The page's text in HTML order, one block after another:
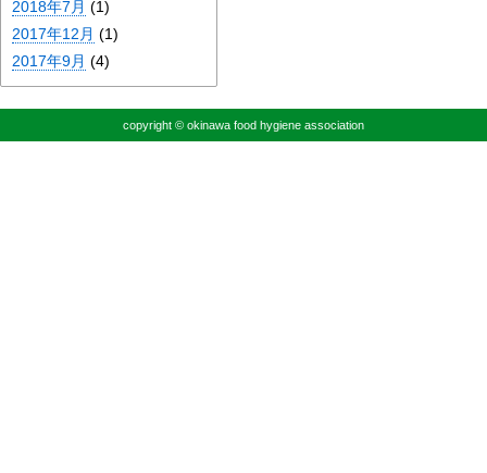
2018年7月 (1)
2017年12月 (1)
2017年9月 (4)
copyright © okinawa food hygiene association